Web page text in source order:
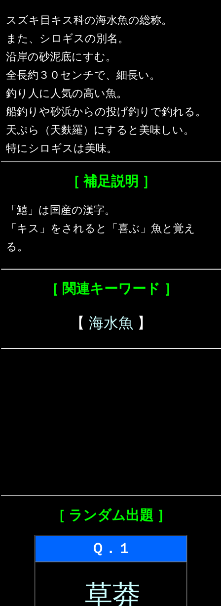
スズキ目キス科の海水魚の総称。
また、シロギスの別名。
沿岸の砂泥底にすむ。
全長約３０センチで、細長い。
釣り人に人気の高い魚。
船釣りや砂浜からの投げ釣りで釣れる。
天ぷら（天麩羅）にすると美味しい。
特にシロギスは美味。
［ 補足説明 ］
「鱚」は国産の漢字。
「キス」をされると「喜ぶ」魚と覚え
る。
［ 関連キーワード ］
【 海水魚 】
［ ランダム出題 ］
Ｑ．１
草莽